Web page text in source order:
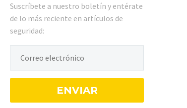
Suscríbete a nuestro boletín y entérate
de lo más reciente en artículos de
seguridad: